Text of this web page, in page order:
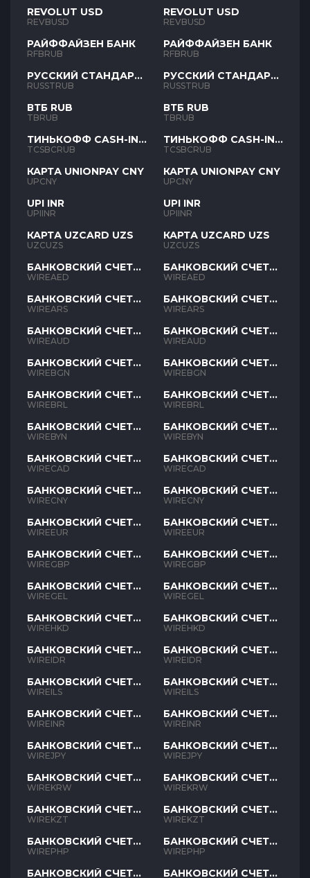
REVOLUT USD
REVBUSD
РАЙФФАЙЗЕН БАНК
RFBRUB
РУССКИЙ СТАНДАРТ
RUB
RUSSTRUB
ВТБ RUB
TBRUB
ТИНЬКОФФ CASH-IN
RUB
TCSBCRUB
КАРТА UNIONPAY CNY
UPCNY
UPI INR
UPIINR
КАРТА UZCARD UZS
UZCUZS
БАНКОВСКИЙ СЧЕТ
AED
WIREAED
БАНКОВСКИЙ СЧЕТ
ARS
WIREARS
БАНКОВСКИЙ СЧЕТ
AUD
WIREAUD
БАНКОВСКИЙ СЧЕТ
BGN
WIREBGN
БАНКОВСКИЙ СЧЕТ
BRL
WIREBRL
БАНКОВСКИЙ СЧЕТ
BYN
WIREBYN
БАНКОВСКИЙ СЧЕТ
CAD
WIRECAD
БАНКОВСКИЙ СЧЕТ
CNY
WIRECNY
БАНКОВСКИЙ СЧЕТ
EUR
WIREEUR
БАНКОВСКИЙ СЧЕТ
GBP
WIREGBP
БАНКОВСКИЙ СЧЕТ
GEL
WIREGEL
БАНКОВСКИЙ СЧЕТ
HKD
WIREHKD
БАНКОВСКИЙ СЧЕТ
IDR
WIREIDR
БАНКОВСКИЙ СЧЕТ
ILS
WIREILS
БАНКОВСКИЙ СЧЕТ
INR
WIREINR
БАНКОВСКИЙ СЧЕТ
JPY
WIREJPY
БАНКОВСКИЙ СЧЕТ
KRW
WIREKRW
БАНКОВСКИЙ СЧЕТ
KZT
WIREKZT
БАНКОВСКИЙ СЧЕТ
PHP
WIREPHP
БАНКОВСКИЙ СЧЕТ
REVOLUT USD
REVBUSD
РАЙФФАЙЗЕН БАНК
RFBRUB
РУССКИЙ СТАНДАРТ
RUB
RUSSTRUB
ВТБ RUB
TBRUB
ТИНЬКОФФ CASH-IN
RUB
TCSBCRUB
КАРТА UNIONPAY CNY
UPCNY
UPI INR
UPIINR
КАРТА UZCARD UZS
UZCUZS
БАНКОВСКИЙ СЧЕТ
AED
WIREAED
БАНКОВСКИЙ СЧЕТ
ARS
WIREARS
БАНКОВСКИЙ СЧЕТ
AUD
WIREAUD
БАНКОВСКИЙ СЧЕТ
BGN
WIREBGN
БАНКОВСКИЙ СЧЕТ
BRL
WIREBRL
БАНКОВСКИЙ СЧЕТ
BYN
WIREBYN
БАНКОВСКИЙ СЧЕТ
CAD
WIRECAD
БАНКОВСКИЙ СЧЕТ
CNY
WIRECNY
БАНКОВСКИЙ СЧЕТ
EUR
WIREEUR
БАНКОВСКИЙ СЧЕТ
GBP
WIREGBP
БАНКОВСКИЙ СЧЕТ
GEL
WIREGEL
БАНКОВСКИЙ СЧЕТ
HKD
WIREHKD
БАНКОВСКИЙ СЧЕТ
IDR
WIREIDR
БАНКОВСКИЙ СЧЕТ
ILS
WIREILS
БАНКОВСКИЙ СЧЕТ
INR
WIREINR
БАНКОВСКИЙ СЧЕТ
JPY
WIREJPY
БАНКОВСКИЙ СЧЕТ
KRW
WIREKRW
БАНКОВСКИЙ СЧЕТ
KZT
WIREKZT
БАНКОВСКИЙ СЧЕТ
PHP
WIREPHP
БАНКОВСКИЙ СЧЕТ